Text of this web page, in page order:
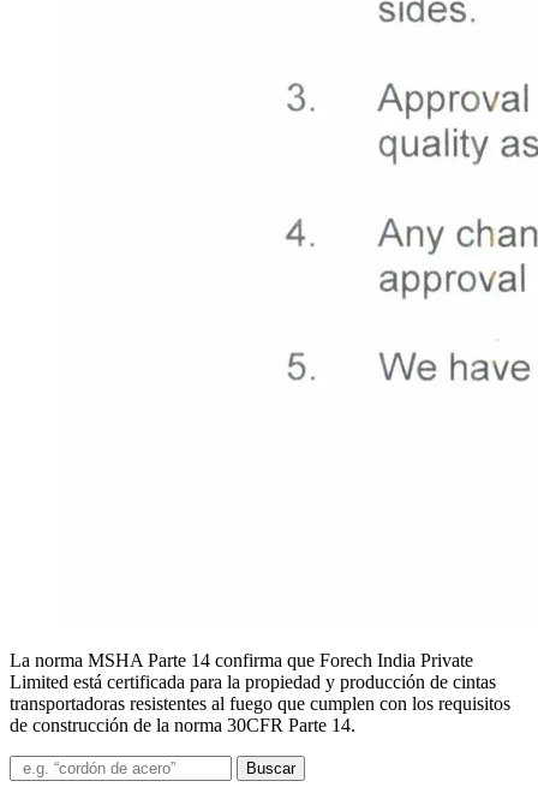
La norma MSHA Parte 14 confirma que Forech India Private
Limited está certificada para la propiedad y producción de cintas
transportadoras resistentes al fuego que cumplen con los requisitos
de construcción de la norma 30CFR Parte 14.
Buscar